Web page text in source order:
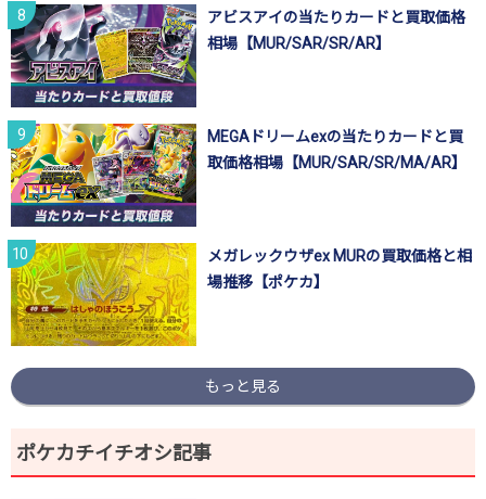
アビスアイの当たりカードと買取価格
相場【MUR/SAR/SR/AR】
MEGAドリームexの当たりカードと買
取価格相場【MUR/SAR/SR/MA/AR】
メガレックウザex MURの買取価格と相
場推移【ポケカ】
もっと見る
ポケカチイチオシ記事